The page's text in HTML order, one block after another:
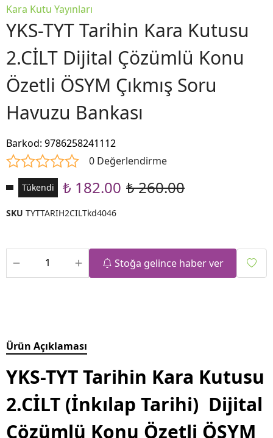
Kara Kutu Yayınları
YKS-TYT Tarihin Kara Kutusu
2.CİLT Dijital Çözümlü Konu
Özetli ÖSYM Çıkmış Soru
Havuzu Bankası
Barkod: 9786258241112
0 Değerlendirme
Tükendi ₺ 182.00 ₺ 260.00
SKU TYTTARIH2CILTkd4046
Stoğa gelince haber ver
Ürün Açıklaması
YKS-TYT Tarihin Kara Kutusu
2.CİLT (İnkılap Tarihi) Dijital
Çözümlü Konu Özetli ÖSYM